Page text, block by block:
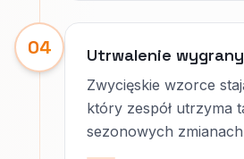
04 Utrwalenie
Zwycięskie wzorce
który zespół utrzyma
sezonowych